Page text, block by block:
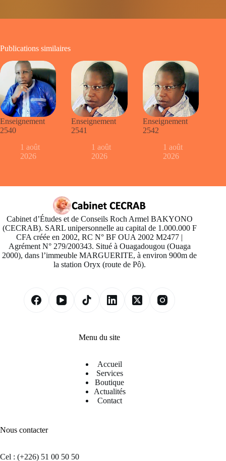
Publications similaires
Enseignement
2540
1 août
2026
Enseignement
2541
1 août
2026
Enseignement
2542
1 août
2026
Cabinet d’Études et de Conseils Roch Armel BAKYONO
(CECRAB). SARL unipersonnelle au capital de 1.000.000 F
CFA créée en 2002, RC N° BF OUA 2002 M2477 |
Agrément N° 279/200343. Situé à Ouagadougou (Ouaga
2000), dans l’immeuble MARGUERITE, à environ 900m de
la station Oryx (route de Pô).
Menu du site
Accueil
Services
Boutique
Actualités
Contact
Nous contacter
Cel : (+226) 51 00 50 50